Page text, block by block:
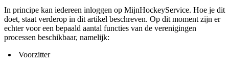
In principe kan iedereen inloggen op MijnHockeyService. Hoe je dit
doet, staat verderop in dit artikel beschreven. Op dit moment zijn er
echter voor een bepaald aantal functies van de verenigingen
processen beschikbaar, namelijk:
Voorzitter